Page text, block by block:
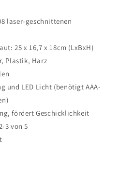
laser-geschnittenen
25 x 16,7 x 18cm (LxBxH)
Plastik, Harz
und LED Licht (benötigt AAA-
fördert Geschicklichkeit
3 von 5